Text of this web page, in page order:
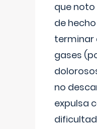
que
de
terminar
gases
no
expulsa